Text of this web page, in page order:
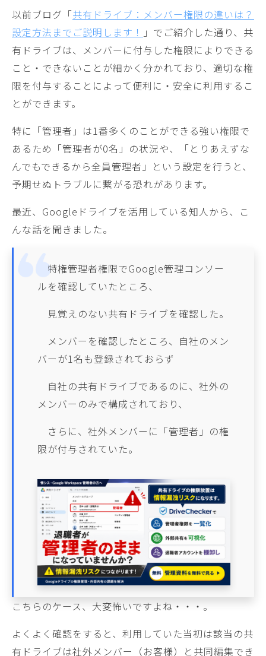
以前ブログ「共有ドライブ：メンバー権限の違いは？
設定方法までご説明します！ 」でご紹介した通り、共
有ドライブは、メンバーに付与した権限によりできる
こと・できないことが細かく分かれており、適切な権
限を付与することによって便利に・安全に利用するこ
とができます。
特に「管理者」は1番多くのことができる強い権限で
あるため「管理者が0名」の状況や、「とりあえずな
んでもできるから全員管理者」という設定を行うと、
予期せぬトラブルに繋がる恐れがあります。
最近、Googleドライブを活用している知人から、こ
んな話を聞きました。
特権管理者権限でGoogle管理コンソー
ルを確認していたところ、
見覚えのない共有ドライブを確認した。
メンバーを確認したところ、自社のメン
バーが1名も登録されておらず
自社の共有ドライブであるのに、社外の
メンバーのみで構成されており、
さらに、社外メンバーに「管理者」の権
限が付与されていた。
こちらのケース、大変怖いですよね・・・。
よくよく確認をすると、利用していた当初は該当の共
有ドライブは社外メンバー（お客様）と共同編集でき